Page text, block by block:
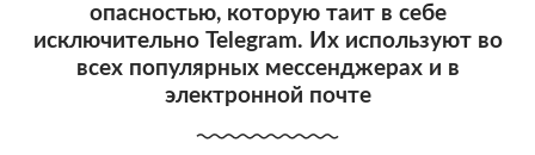
опасностью, которую таит в себе
исключительно Telegram. Их используют во
всех популярных мессенджерах и в
электронной почте